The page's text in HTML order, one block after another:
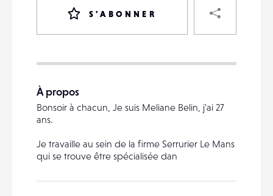
S'ABONNER
DESTINATAIRE
EMAIL
VOTRE
À propos
Bonsoir à chacun, Je suis Meliane Belin, j'ai 27
ans.
Je travaille au sein de la firme Serrurier Le Mans
qui se trouve être spécialisée dan